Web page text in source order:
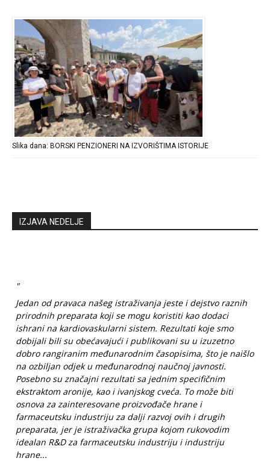
Slika dana: BORSKI PENZIONERI NA IZVORIŠTIMA ISTORIJE
IZJAVA NEDELJE
"
Jedan od pravaca našeg istraživanja jeste i dejstvo raznih
prirodnih preparata koji se mogu koristiti kao dodaci
ishrani na kardiovaskularni sistem. Rezultati koje smo
dobijali bili su obećavajući i publikovani su u izuzetno
dobro rangiranim međunarodnim časopisima, što je naišlo
na ozbiljan odjek u međunarodnoj naučnoj javnosti.
Posebno su značajni rezultati sa jednim specifičnim
ekstraktom aronije, kao i ivanjskog cveća. To može biti
osnova za zainteresovane proizvođače hrane i
farmaceutsku industriju za dalji razvoj ovih i drugih
preparata, jer je istraživačka grupa kojom rukovodim
idealan R&D za farmaceutsku industriju i industriju
hrane...